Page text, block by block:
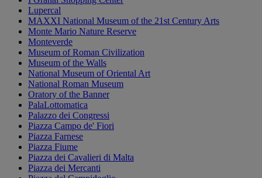
Lupercal
MAXXI National Museum of the 21st Century Arts
Monte Mario Nature Reserve
Monteverde
Museum of Roman Civilization
Museum of the Walls
National Museum of Oriental Art
National Roman Museum
Oratory of the Banner
PalaLottomatica
Palazzo dei Congressi
Piazza Campo de' Fiori
Piazza Farnese
Piazza Fiume
Piazza dei Cavalieri di Malta
Piazza dei Mercanti